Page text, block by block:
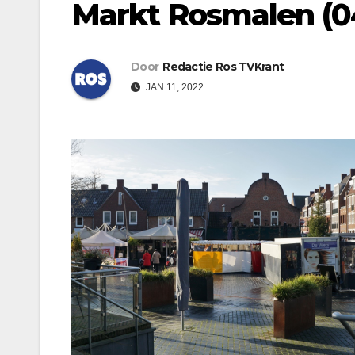
Markt Rosmalen
Door Redactie Ros TVKrant
JAN 11, 2022